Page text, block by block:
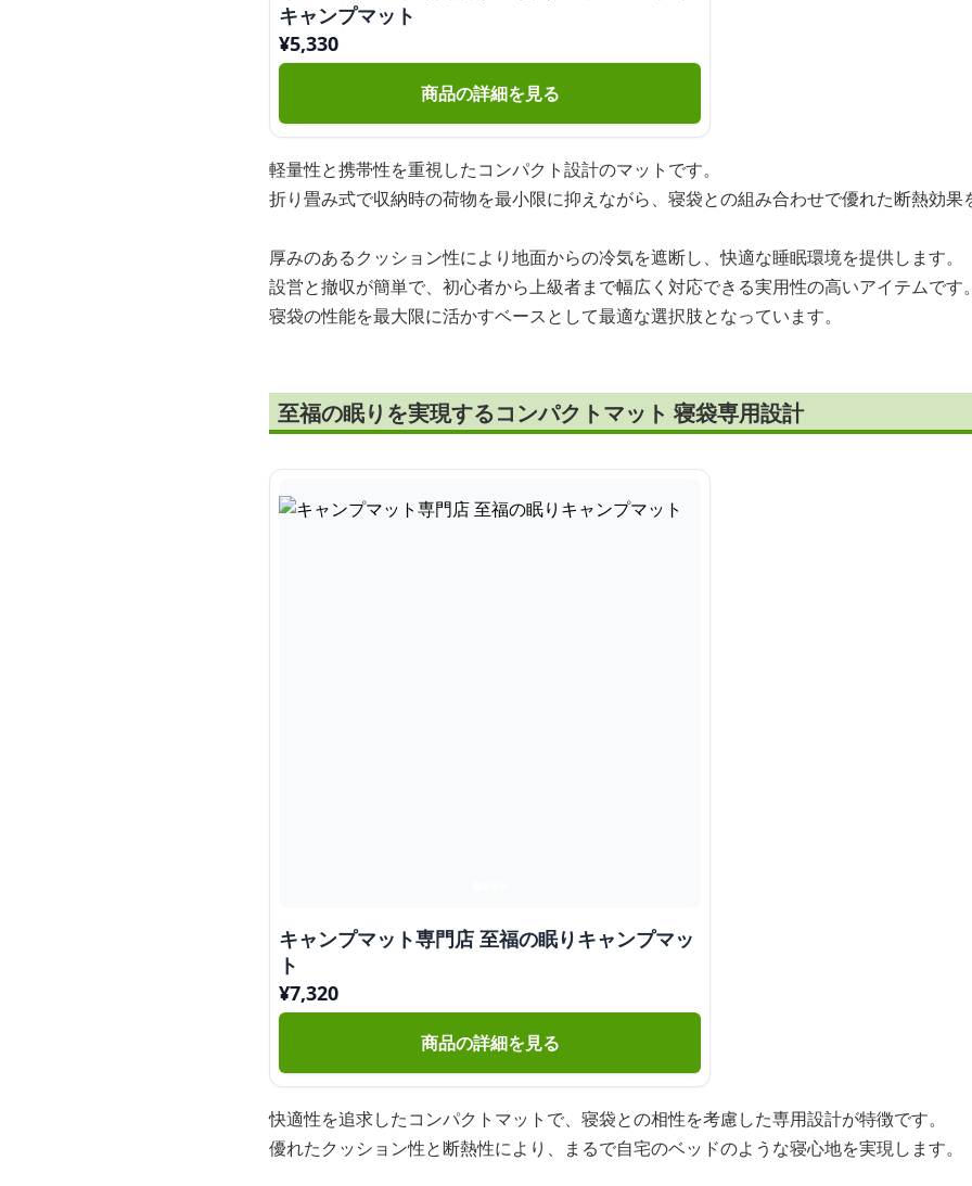
キャンプマット
¥5,330
商品の詳細を見る
軽量性と携帯性を重視したコンパクト設計のマットです。
折り畳み式で収納時の荷物を最小限に抑えながら、寝袋との組み合わせで優れた断熱効果
厚みのあるクッション性により地面からの冷気を遮断し、快適な睡眠環境を提供します。
設営と撤収が簡単で、初心者から上級者まで幅広く対応できる実用性の高いアイテムです。
寝袋の性能を最大限に活かすベースとして最適な選択肢となっています。
至福の眠りを実現するコンパクトマット 寝袋専用設計
キャンプマット専門店 至福の眠りキャンプマッ
ト
¥7,320
商品の詳細を見る
快適性を追求したコンパクトマットで、寝袋との相性を考慮した専用設計が特徴です。
優れたクッション性と断熱性により、まるで自宅のベッドのような寝心地を実現します。